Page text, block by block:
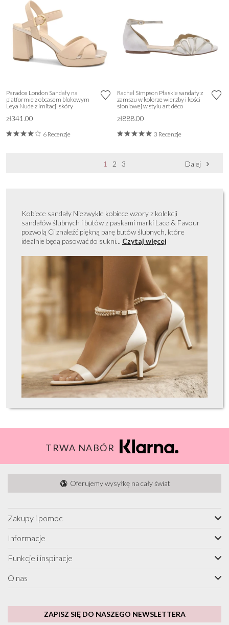
Paradox London Sandały na
platformie z obcasem blokowym
Leya Nude z imitacji skóry
zł341.00
6 Recenzje
Rachel Simpson Płaskie sandały z
zamszu w kolorze wierzby i kości
słoniowej w stylu art déco
zł888.00
3 Recenzje
1 2 3 Dalej
Kobiece sandały Niezwykle kobiece wzory z kolekcji
sandałów ślubnych i butów z paskami marki Lace & Favour
pozwolą Ci znaleźć piękną parę butów ślubnych, które
idealnie będą pasować do sukni... Czytaj więcej
TRWA NABÓR
Oferujemy wysyłkę na cały świat
Zakupy i pomoc
Informacje
Funkcje i inspiracje
O nas
ZAPISZ SIĘ DO NASZEGO NEWSLETTERA